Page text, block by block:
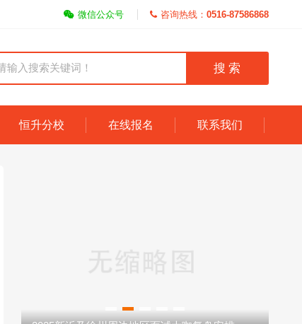
微信公众号 咨询热线： 0516-87586868
搜 索
恒升分校 在线报名 联系我们